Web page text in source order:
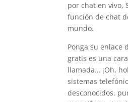
por chat en vivo,
función de chat
mundo.
Ponga su enlace
gratis es una
llamada… ¡Oh,
sistemas
desconocidos,